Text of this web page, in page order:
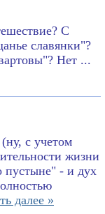
С
славянки"?
Нет ...
с учетом
жизни
пустыне" - и дух
далее »